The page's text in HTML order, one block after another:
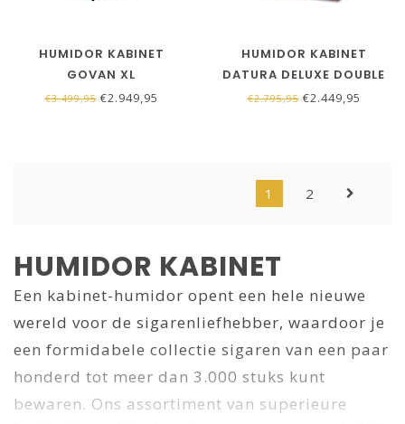
HUMIDOR KABINET
GOVAN XL
€3.499,95€2.949,95
HUMIDOR KABINET
DATURA DELUXE DOUBLE
DOOR
€2.795,95€2.449,95
1 2
HUMIDOR KABINET
Een kabinet-humidor opent een hele nieuwe
wereld voor de sigarenliefhebber, waardoor je
een formidabele collectie sigaren van een paar
honderd tot meer dan 3.000 stuks kunt
bewaren. Ons assortiment van superieure